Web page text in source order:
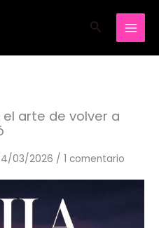
Buscar
el arte de volver a
03/2026 /1 comentario